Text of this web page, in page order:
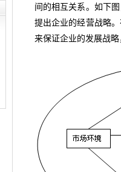
间的相互关系。如下
提出企业的经营战略
来保证企业的发展战